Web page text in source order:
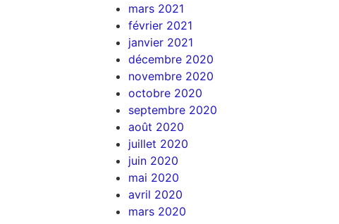
mars 2021
février 2021
janvier 2021
décembre 2020
novembre 2020
octobre 2020
septembre 2020
août 2020
juillet 2020
juin 2020
mai 2020
avril 2020
mars 2020